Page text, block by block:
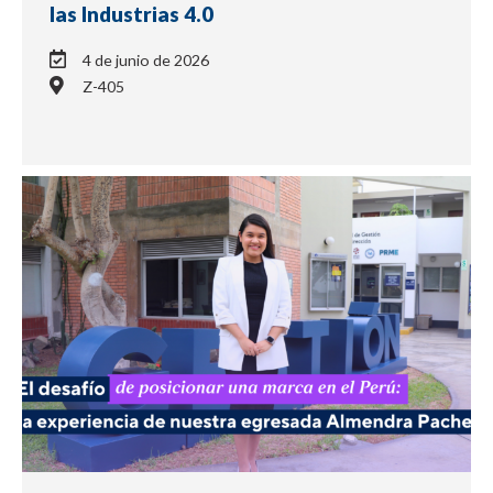
las Industrias 4.0
4 de junio de 2026
Z-405
NOTICIA